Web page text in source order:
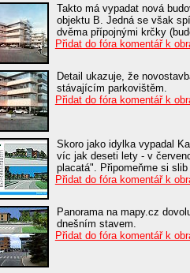
Takto má vypadat nová
objektu B. Jedná se však
dvěma přípojnými krčky
Přidat do fóra komentář k
Detail ukazuje, že
stávajícím parkovištěm.
Přidat do fóra komentář k
Skoro jako idylka vypadal
víc jak deseti lety - v
placatá". Připomeňme si
Přidat do fóra komentář k
Panorama na mapy.cz
dnešním stavem.
Přidat do fóra komentář k